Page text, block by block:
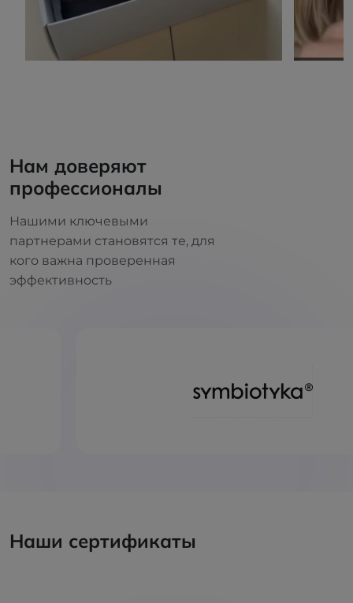
Нам доверяют
профессионалы
Нашими ключевыми
партнерами становятся те, для
кого важна проверенная
эффективность
Наши сертификаты